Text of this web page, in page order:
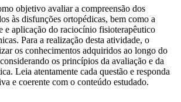
objetivo avaliar a compreensão dos
às disfunções ortopédicas, bem como a
e aplicação do raciocínio fisioterapêutico
Para a realização desta atividade, o
os conhecimentos adquiridos ao longo do
os princípios da avaliação e da
Leia atentamente cada questão e responda
e coerente com o conteúdo estudado.